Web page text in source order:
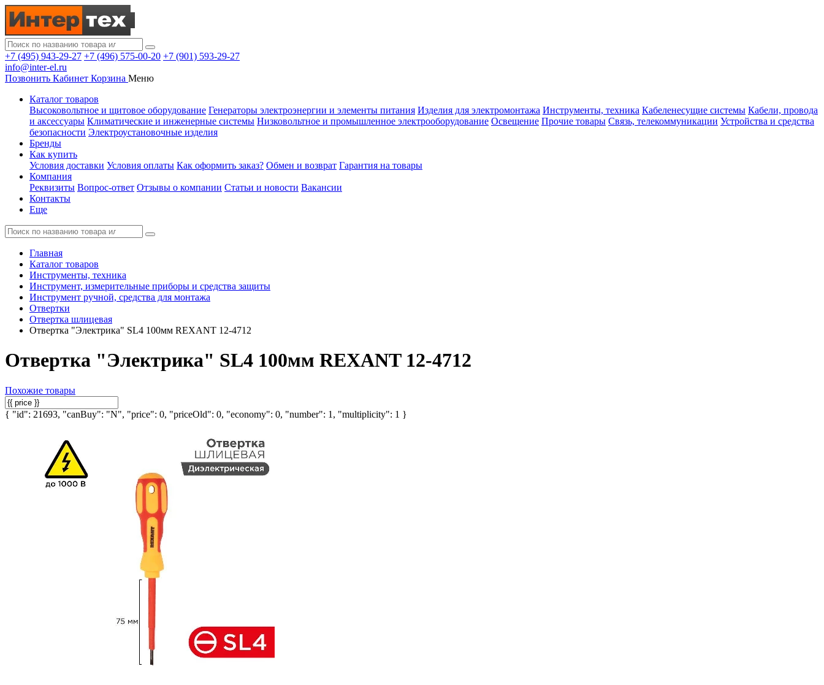
+7 (495) 943-29-27 +7 (496) 575-00-20 +7 (901) 593-29-27
info@inter-el.ru
Позвонить Кабинет Корзина Меню
Каталог товаров
Высоковольтное и щитовое оборудование Генераторы электроэнергии и элементы питания Изделия для электромонтажа Инструменты, техника Кабеленесущие системы Кабели, провода
и аксессуары Климатические и инженерные системы Низковольтное и промышленное электрооборудование Освещение Прочие товары Связь, телекоммуникации Устройства и средства
безопасности Электроустановочные изделия
Бренды
Как купить
Условия доставки Условия оплаты Как оформить заказ? Обмен и возврат Гарантия на товары
Компания
Реквизиты Вопрос-ответ Отзывы о компании Статьи и новости Вакансии
Контакты
Еще
Главная
Каталог товаров
Инструменты, техника
Инструмент, измерительные приборы и средства защиты
Инструмент ручной, средства для монтажа
Отвертки
Отвертка шлицевая
Отвертка "Электрика" SL4 100мм REXANT 12-4712
Отвертка "Электрика" SL4 100мм REXANT 12-4712
Похожие товары
{ "id": 21693, "canBuy": "N", "price": 0, "priceOld": 0, "economy": 0, "number": 1, "multiplicity": 1 }